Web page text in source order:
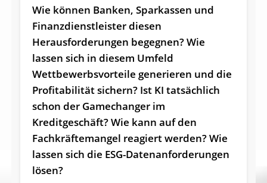
Wie können Banken, Sparkassen und
Finanzdienstleister diesen
Herausforderungen begegnen? Wie
lassen sich in diesem Umfeld
Wettbewerbsvorteile generieren und die
Profitabilität sichern? Ist KI tatsächlich
schon der Gamechanger im
Kreditgeschäft? Wie kann auf den
Fachkräftemangel reagiert werden? Wie
lassen sich die ESG-Datenanforderungen
lösen?